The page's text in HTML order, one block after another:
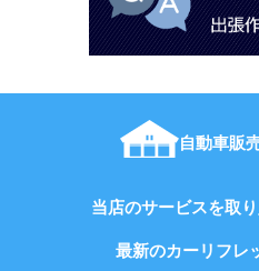
自動車販
当店のサービスを取
最新のカーリフレ